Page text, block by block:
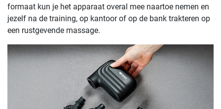
formaat kun je het apparaat overal mee naartoe nemen en
jezelf na de training, op kantoor of op de bank trakteren op
een rustgevende massage.